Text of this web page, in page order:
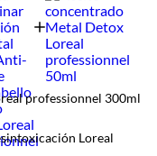
professionnel 300ml
Loreal